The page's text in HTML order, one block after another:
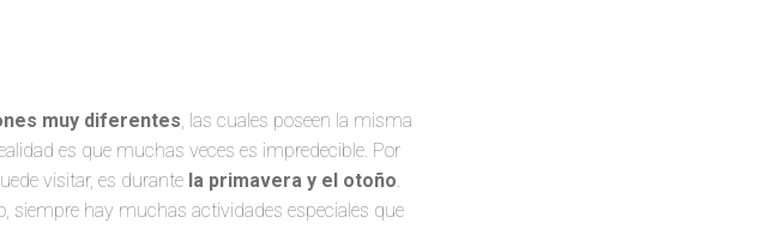
muy diferentes, las cuales poseen la misma
es que muchas veces es impredecible. Por
visitar, es durante la primavera y el otoño.
siempre hay muchas actividades especiales que